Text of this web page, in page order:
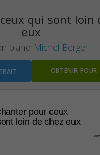
qui sont loin
eux
piano Michel Berger
OBTENIR
pour ceux
loin de chez eux